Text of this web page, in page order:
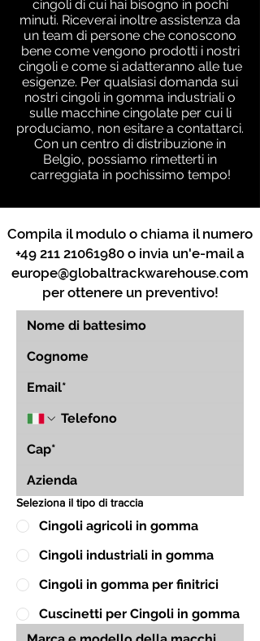
cingoli di cui hai bisogno in pochi
minuti. Riceverai inoltre assistenza da
un team di persone che conoscono
bene come vengono prodotti i nostri
cingoli e come si adatteranno alle tue
esigenze. Per qualsiasi domanda sui
nostri cingoli in gomma industriali o
sulle macchine cingolate per cui li
produciamo, non esitare a contattarci.
Con un centro di distribuzione in
Belgio, possiamo rimetterti in
carreggiata in pochissimo tempo!
Compila il modulo o chiama il numero
+49 211 21061980 o invia un'e-mail a
europe@globaltrackwarehouse.com
per ottenere un preventivo!
Seleziona il tipo di traccia
Cingoli agricoli in gomma
Cingoli industriali in gomma
Cingoli in gomma per finitrici
Cuscinetti per Cingoli in gomma